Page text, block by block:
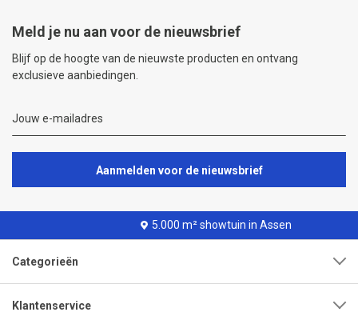
Meld je nu aan voor de nieuwsbrief
Blijf op de hoogte van de nieuwste producten en ontvang
exclusieve aanbiedingen.
Aanmelden voor de nieuwsbrief
5.000 m² showtuin in Assen
Categorieën
Klantenservice